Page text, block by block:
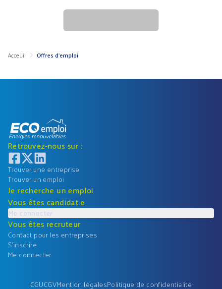
Acceuil Offres d'emploi
Retrouvez-nous sur :
Trouver une entreprise
Trouver un emploi
Je recherche un emploi
Vous êtes candidat.e
Me connecter
Vous êtes recruteur
Contact pour les entreprises
S'inscrire
Me connecter
CGUCGVMention légalesPolitique de confidentialité